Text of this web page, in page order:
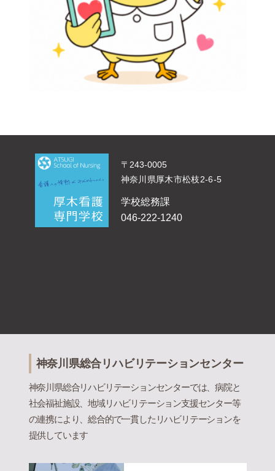
〒243-0005
神奈川県厚木市松枝2-6-5
学校総務課
046-222-1240
神奈川県総合リハビリテーションセンター
神奈川県総合リハビリテーションセンターでは、病院と
社会福祉施設、地域リハビリテーション支援センター等
の連携により、総合的で一貫したリハビリテーションを
提供しています